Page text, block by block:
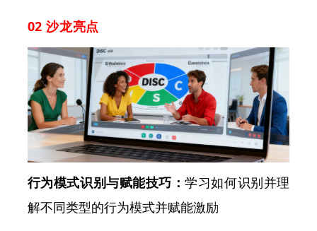
02 沙龙亮点
行为模式识别与赋能技巧：学习如何识别并理
解不同类型的行为模式并赋能激励